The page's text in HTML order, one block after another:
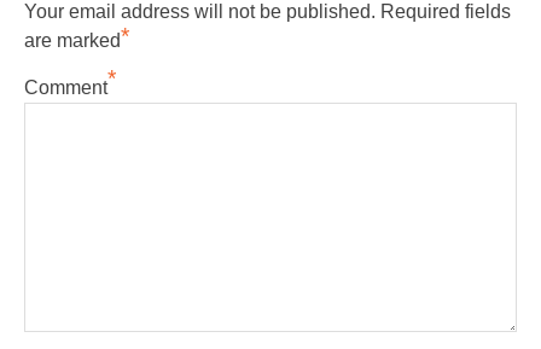
Your email address will not be published. Required fields
are marked*
Comment*